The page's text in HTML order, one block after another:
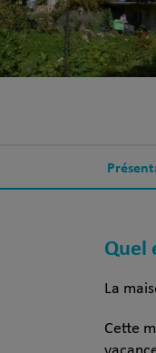
Quel
La
Cette